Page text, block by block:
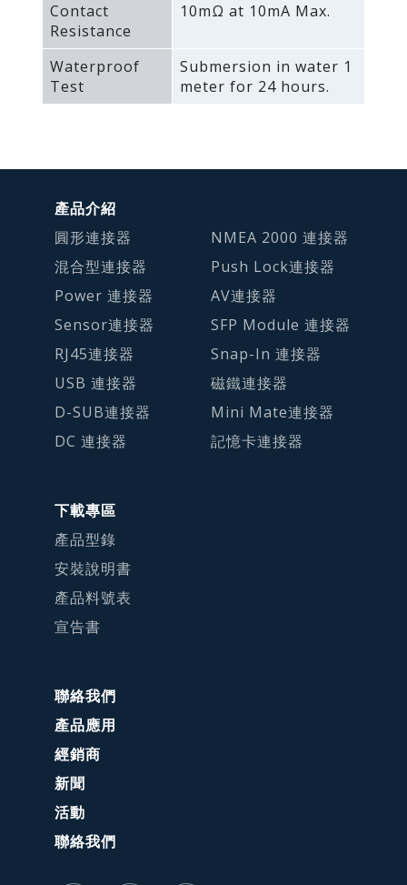
Contact
Resistance
10mΩ at 10mA Max.
Waterproof
Test
Submersion in water 1
meter for 24 hours.
產品介紹
圓形連接器
混合型連接器
Power 連接器
Sensor連接器
RJ45連接器
USB 連接器
D-SUB連接器
DC 連接器
NMEA 2000 連接器
Push Lock連接器
AV連接器
SFP Module 連接器
Snap-In 連接器
磁鐵連接器
Mini Mate連接器
記憶卡連接器
下載專區
產品型錄
安裝說明書
產品料號表
宣告書
聯絡我們
產品應用
經銷商
新聞
活動
聯絡我們